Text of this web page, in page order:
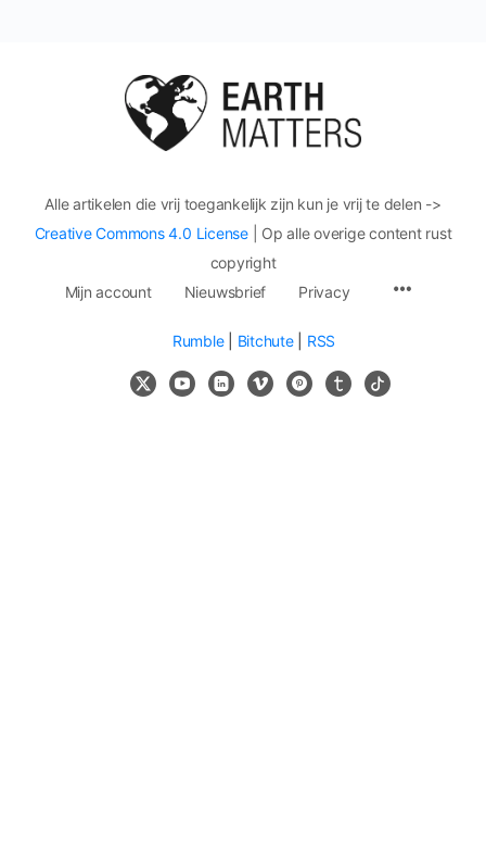
Alle artikelen die vrij toegankelijk zijn kun je vrij te delen ->
Creative Commons 4.0 License| Op alle overige content rust
copyright
Mijn account
Nieuwsbrief Privacy
Rumble| Bitchute| RSS